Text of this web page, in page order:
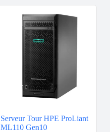
Serveur Tour HPE ProLiant
ML110 Gen10